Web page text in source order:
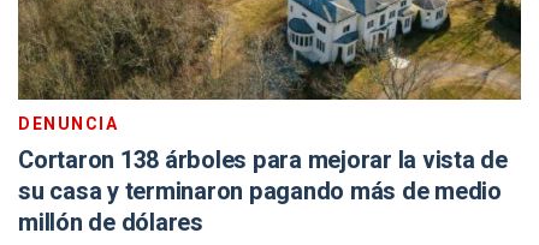
DENUNCIA
Cortaron 138 árboles para mejorar la vista de
su casa y terminaron pagando más de medio
millón de dólares